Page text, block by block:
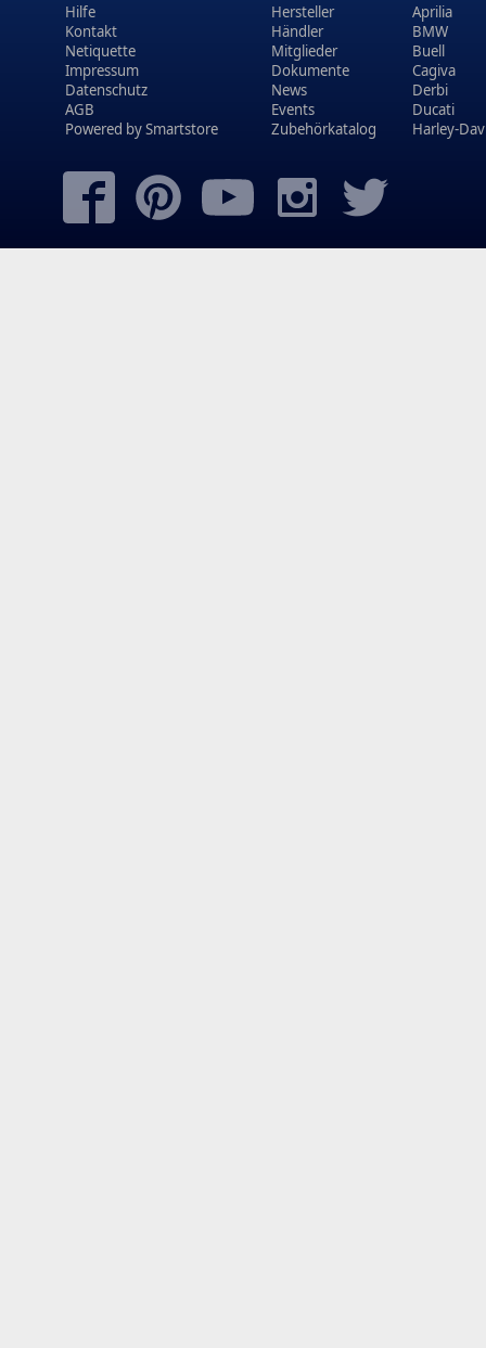
Hilfe
Kontakt
Netiquette
Impressum
Datenschutz
AGB
Powered bySmartstore
Hersteller
Händler
Mitglieder
Dokumente
News
Events
Zubehörkatalog
Aprilia
BMW
Buell
Cagiva
Derbi
Ducati
Harley-